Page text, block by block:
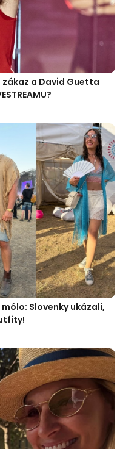
a David Guetta
mólo: Slovenky ukázali,